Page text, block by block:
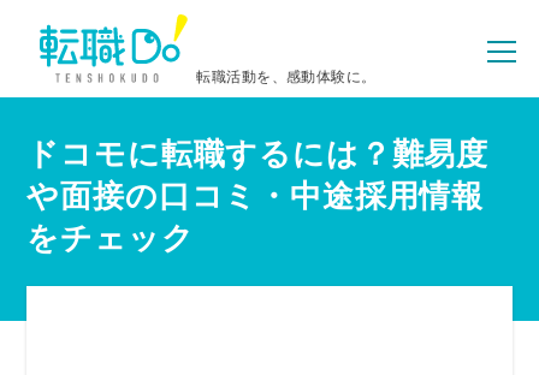
転職活動を、感動体験に。
ドコモに転職するには？難易度
や面接の口コミ・中途採用情報
をチェック